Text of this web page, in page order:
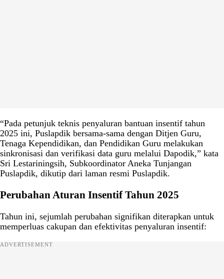
“Pada petunjuk teknis penyaluran bantuan insentif tahun
2025 ini, Puslapdik bersama-sama dengan Ditjen Guru,
Tenaga Kependidikan, dan Pendidikan Guru melakukan
sinkronisasi dan verifikasi data guru melalui Dapodik,” kata
Sri Lestariningsih, Subkoordinator Aneka Tunjangan
Puslapdik, dikutip dari laman resmi Puslapdik.
Perubahan Aturan Insentif Tahun 2025
Tahun ini, sejumlah perubahan signifikan diterapkan untuk
memperluas cakupan dan efektivitas penyaluran insentif:
ADVERTISEMENT